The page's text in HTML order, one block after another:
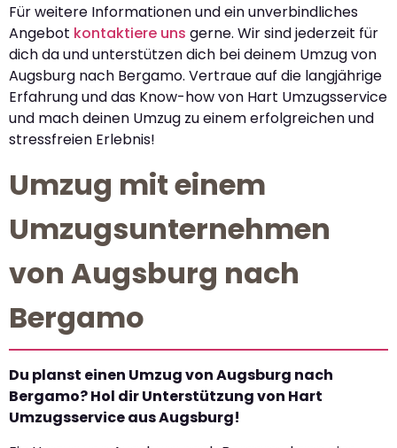
Für weitere Informationen und ein unverbindliches
Angebot kontaktiere uns gerne. Wir sind jederzeit für
dich da und unterstützen dich bei deinem Umzug von
Augsburg nach Bergamo. Vertraue auf die langjährige
Erfahrung und das Know-how von Hart Umzugsservice
und mach deinen Umzug zu einem erfolgreichen und
stressfreien Erlebnis!
Umzug mit einem
Umzugsunternehmen
von Augsburg nach
Bergamo
Du planst einen Umzug von Augsburg nach
Bergamo? Hol dir Unterstützung von Hart
Umzugsservice aus Augsburg!